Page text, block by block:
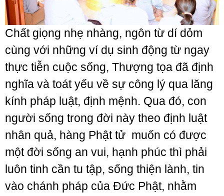
Chất giọng nhẹ nhàng, ngôn từ dí dỏm
cùng với những ví dụ sinh động từ ngay
thực tiễn cuộc sống, Thượng tọa đã định
nghĩa và toát yếu về sự công lý qua lăng
kính pháp luật, định mệnh. Qua đó, con
người sống trong đời này theo định luật
nhân quả, hàng Phật tử muốn có được
một đời sống an vui, hạnh phúc thì phải
luôn tinh cần tu tập, sống thiện lành, tin
vào chánh pháp của Đức Phật, nhằm